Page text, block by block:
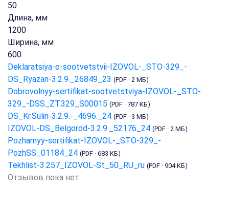
50
Длина, мм
1200
Ширина, мм
600
Deklaratsiya-o-sootvetstvii-IZOVOL-_STO-329_-
DS_Ryazan-3.2.9._26849_23 (PDF · 2 МБ)
Dobrovolnyy-sertifikat-sootvetstviya-IZOVOL-_STO-
329_-DSS_ZT.329_S00015 (PDF · 787 КБ)
DS_Kr.Sulin-3.2.9.-_4696._24 (PDF · 3 МБ)
IZOVOL-DS_Belgorod-3.2.9._52176_24 (PDF · 2 МБ)
Pozharnyy-sertifikat-IZOVOL-_STO-329_-
PozhSS_01184_24 (PDF · 683 КБ)
Tekhlist-3.257_IZOVOL-St_50_RU_ru (PDF · 904 КБ)
Отзывов пока нет.